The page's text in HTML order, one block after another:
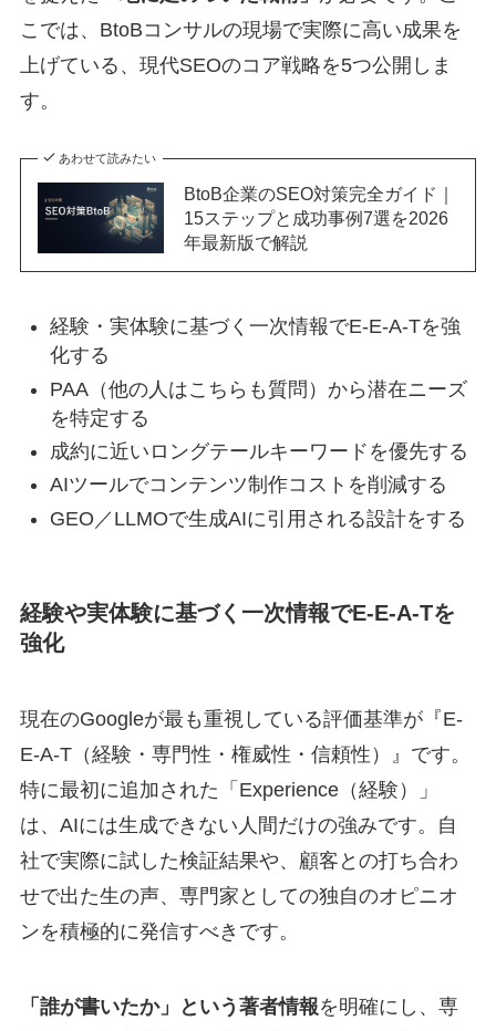
こでは、BtoBコンサルの現場で実際に高い成果を
上げている、現代SEOのコア戦略を5つ公開しま
す。
あわせて読みたい
BtoB企業のSEO対策完全ガイド｜
15ステップと成功事例7選を2026
年最新版で解説
経験・実体験に基づく一次情報でE-E-A-Tを強
化する
PAA（他の人はこちらも質問）から潜在ニーズ
を特定する
成約に近いロングテールキーワードを優先する
AIツールでコンテンツ制作コストを削減する
GEO／LLMOで生成AIに引用される設計をする
経験や実体験に基づく一次情報でE-E-A-Tを
強化
現在のGoogleが最も重視している評価基準が『E-
E-A-T（経験・専門性・権威性・信頼性）』です。
特に最初に追加された「Experience（経験）」
は、AIには生成できない人間だけの強みです。自
社で実際に試した検証結果や、顧客との打ち合わ
せで出た生の声、専門家としての独自のオピニオ
ンを積極的に発信すべきです。
「誰が書いたか」という著者情報を明確にし、専